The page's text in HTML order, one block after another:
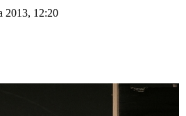
2013, 12:20